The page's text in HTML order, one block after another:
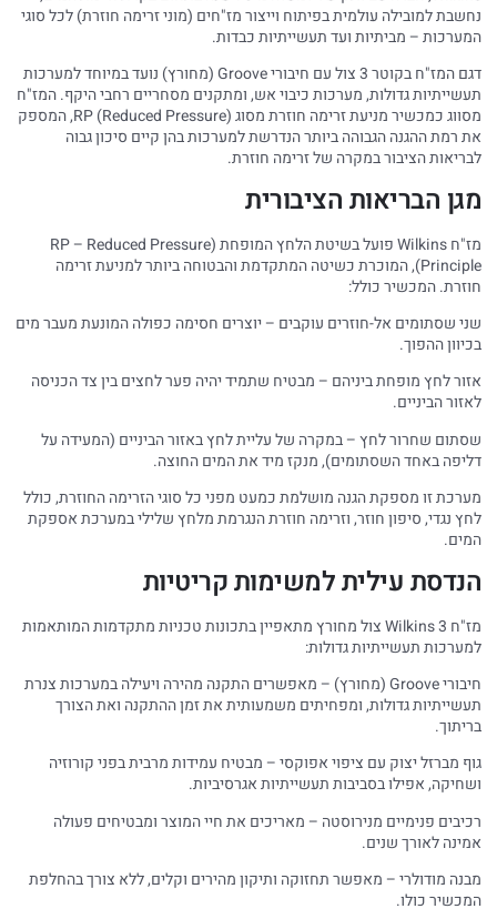
נחשבת למובילה עולמית בפיתוח וייצור מז"חים (מוני זרימה חוזרת) לכל סוגי
המערכות – מביתיות ועד תעשייתיות כבדות.
דגם המז"ח בקוטר 3 צול עם חיבורי Groove (מחורץ) נועד במיוחד למערכות
תעשייתיות גדולות, מערכות כיבוי אש, ומתקנים מסחריים רחבי היקף. המז"ח
מסווג כמכשיר מניעת זרימה חוזרת מסוג RP (Reduced Pressure), המספק
את רמת ההגנה הגבוהה ביותר הנדרשת למערכות בהן קיים סיכון גבוה
לבריאות הציבור במקרה של זרימה חוזרת.
מגן הבריאות הציבורית
מז"ח Wilkins פועל בשיטת הלחץ המופחת (RP – Reduced Pressure
Principle), המוכרת כשיטה המתקדמת והבטוחה ביותר למניעת זרימה
חוזרת. המכשיר כולל:
שני שסתומים אל-חוזרים עוקבים – יוצרים חסימה כפולה המונעת מעבר מים
בכיוון ההפוך.
אזור לחץ מופחת ביניהם – מבטיח שתמיד יהיה פער לחצים בין צד הכניסה
לאזור הביניים.
שסתום שחרור לחץ – במקרה של עליית לחץ באזור הביניים (המעידה על
דליפה באחד השסתומים), מנקז מיד את המים החוצה.
מערכת זו מספקת הגנה מושלמת כמעט מפני כל סוגי הזרימה החוזרת, כולל
לחץ נגדי, סיפון חוזר, וזרימה חוזרת הנגרמת מלחץ שלילי במערכת אספקת
המים.
הנדסת עילית למשימות קריטיות
מז"ח Wilkins 3 צול מחורץ מתאפיין בתכונות טכניות מתקדמות המותאמות
למערכות תעשייתיות גדולות:
חיבורי Groove (מחורץ) – מאפשרים התקנה מהירה ויעילה במערכות צנרת
תעשייתיות גדולות, ומפחיתים משמעותית את זמן ההתקנה ואת הצורך
בריתוך.
גוף מברזל יצוק עם ציפוי אפוקסי – מבטיח עמידות מרבית בפני קורוזיה
ושחיקה, אפילו בסביבות תעשייתיות אגרסיביות.
רכיבים פנימיים מנירוסטה – מאריכים את חיי המוצר ומבטיחים פעולה
אמינה לאורך שנים.
מבנה מודולרי – מאפשר תחזוקה ותיקון מהירים וקלים, ללא צורך בהחלפת
המכשיר כולו.